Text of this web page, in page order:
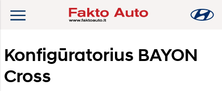
Konfigūratorius BAYON
Cross